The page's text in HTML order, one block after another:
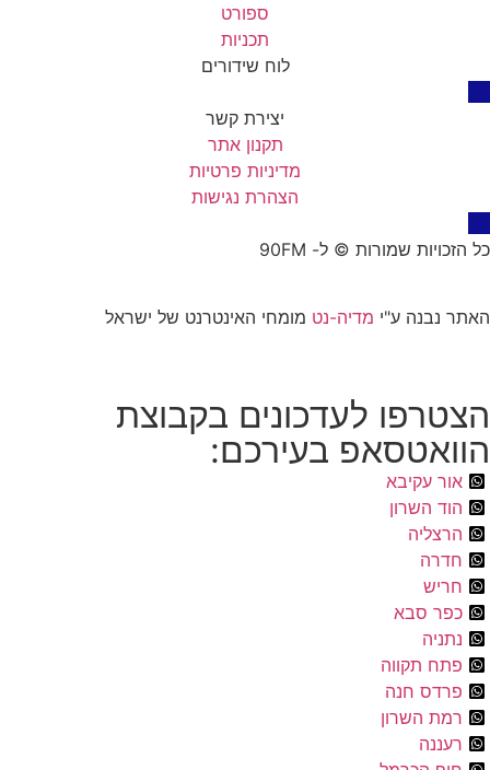
ספורט
תכניות
לוח שידורים
יצירת קשר
תקנון אתר
מדיניות פרטיות
הצהרת נגישות
כל הזכויות שמורות © ל- 90FM
האתר נבנה ע"י מדיה-נט מומחי האינטרנט של ישראל
הצטרפו לעדכונים בקבוצת
הוואטסאפ בעירכם:
אור עקיבא
הוד השרון
הרצליה
חדרה
חריש
כפר סבא
נתניה
פתח תקווה
פרדס חנה
רמת השרון
רעננה